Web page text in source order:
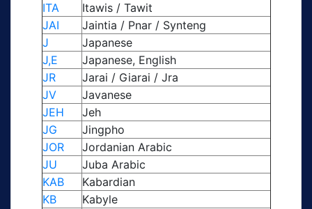
ITA
Itawis / Tawit
JAI
Jaintia / Pnar / Synteng
J
Japanese
J,E
Japanese, English
JR
Jarai / Giarai / Jra
JV
Javanese
JEH
Jeh
JG
Jingpho
JOR
Jordanian Arabic
JU
Juba Arabic
KAB
Kabardian
KB
Kabyle